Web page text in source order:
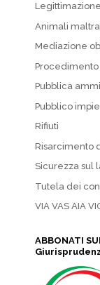
Animali
Mediazione
Pubblica
Pubblico
Rifiuti
Risarcimento
Sicurezza sul
Tutela dei
VIA VAS AIA
ABBONATI